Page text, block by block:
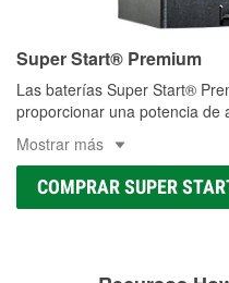
Super Start® Premium
Las baterías Super Start®
proporcionar una potencia de
Mostrar más
COMPRAR SUPER